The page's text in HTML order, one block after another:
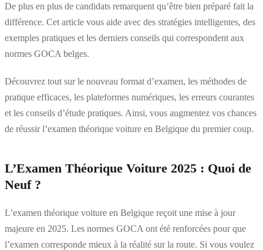
De plus en plus de candidats remarquent qu’être bien préparé fait la
différence. Cet article vous aide avec des stratégies intelligentes, des
exemples pratiques et les derniers conseils qui correspondent aux
normes GOCA belges.
Découvrez tout sur le nouveau format d’examen, les méthodes de
pratique efficaces, les plateformes numériques, les erreurs courantes
et les conseils d’étude pratiques. Ainsi, vous augmentez vos chances
de réussir l’examen théorique voiture en Belgique du premier coup.
L’Examen Théorique Voiture 2025 : Quoi de
Neuf ?
L’examen théorique voiture en Belgique reçoit une mise à jour
majeure en 2025. Les normes GOCA ont été renforcées pour que
l’examen corresponde mieux à la réalité sur la route. Si vous voulez